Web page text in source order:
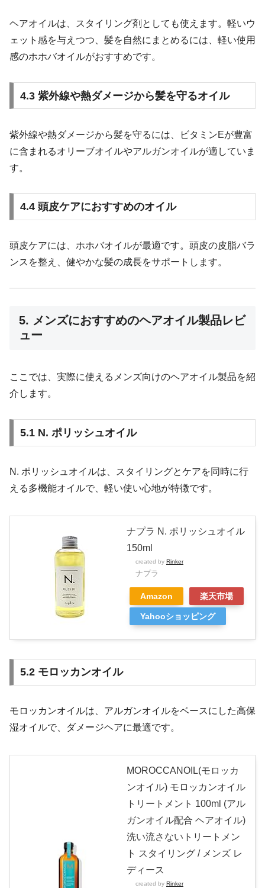
ヘアオイルは、スタイリング剤としても使えます。軽いウ
ェット感を与えつつ、髪を自然にまとめるには、軽い使用
感のホホバオイルがおすすめです。
4.3 紫外線や熱ダメージから髪を守るオイル
紫外線や熱ダメージから髪を守るには、ビタミンEが豊富
に含まれるオリーブオイルやアルガンオイルが適していま
す。
4.4 頭皮ケアにおすすめのオイル
頭皮ケアには、ホホバオイルが最適です。頭皮の皮脂バラ
ンスを整え、健やかな髪の成長をサポートします。
5. メンズにおすすめのヘアオイル製品レビ
ュー
ここでは、実際に使えるメンズ向けのヘアオイル製品を紹
介します。
5.1 N. ポリッシュオイル
N. ポリッシュオイルは、スタイリングとケアを同時に行
える多機能オイルで、軽い使い心地が特徴です。
ナプラ N. ポリッシュオイル
150ml
created by Rinker
ナプラ
Amazon 楽天市場
Yahooショッピング
5.2 モロッカンオイル
モロッカンオイルは、アルガンオイルをベースにした高保
湿オイルで、ダメージヘアに最適です。
MOROCCANOIL(モロッカ
ンオイル) モロッカンオイル
トリートメント 100ml (アル
ガンオイル配合 ヘアオイル)
洗い流さないトリートメン
ト スタイリング / メンズ レ
ディース
created by Rinker